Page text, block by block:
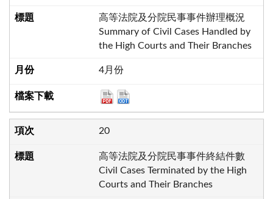
高等法院及分院民事事件辦理概況
Summary of Civil Cases Handled by
the High Courts and Their Branches
4月份
20
高等法院及分院民事事件終結件數
Civil Cases Terminated by the High
Courts and Their Branches